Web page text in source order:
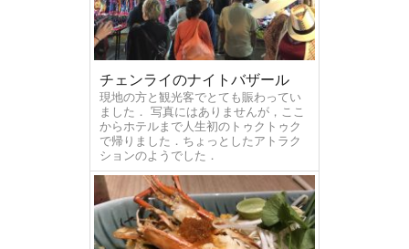
チェンライのナイトバザール
現地の方と観光客でとても賑わってい
ました． 写真にはありませんが，ここ
からホテルまで人生初のトゥクトゥク
で帰りました．ちょっとしたアトラク
ションのようでした．